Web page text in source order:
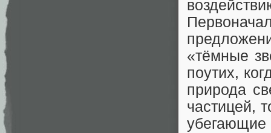
«тёмные
поутих,
природа
частицей,
убегающие